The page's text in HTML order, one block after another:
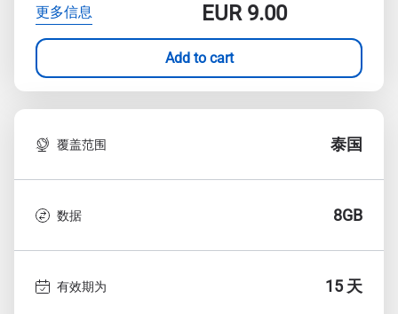
更多信息 EUR9.00
Add to cart
覆盖范围 泰国
数据 8GB
有效期为 15 天